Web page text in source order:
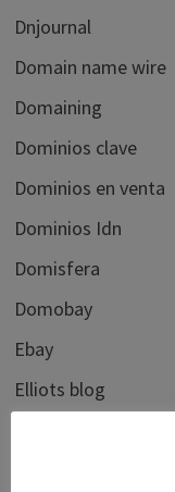
Dnjournal
Domain name wire
Domaining
Dominios clave
Dominios en venta
Dominios Idn
Domisfera
Domobay
Ebay
Elliots blog